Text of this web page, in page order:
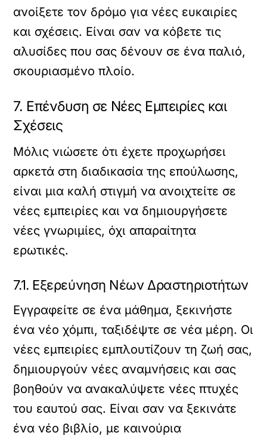
ανοίξετε τον δρόμο για νέες ευκαιρίες
και σχέσεις. Είναι σαν να κόβετε τις
αλυσίδες που σας δένουν σε ένα παλιό,
σκουριασμένο πλοίο.
7. Επένδυση σε Νέες Εμπειρίες και
Σχέσεις
Μόλις νιώσετε ότι έχετε προχωρήσει
αρκετά στη διαδικασία της επούλωσης,
είναι μια καλή στιγμή να ανοιχτείτε σε
νέες εμπειρίες και να δημιουργήσετε
νέες γνωριμίες, όχι απαραίτητα
ερωτικές.
7.1. Εξερεύνηση Νέων Δραστηριοτήτων
Εγγραφείτε σε ένα μάθημα, ξεκινήστε
ένα νέο χόμπι, ταξιδέψτε σε νέα μέρη. Οι
νέες εμπειρίες εμπλουτίζουν τη ζωή σας,
δημιουργούν νέες αναμνήσεις και σας
βοηθούν να ανακαλύψετε νέες πτυχές
του εαυτού σας. Είναι σαν να ξεκινάτε
ένα νέο βιβλίο, με καινούρια